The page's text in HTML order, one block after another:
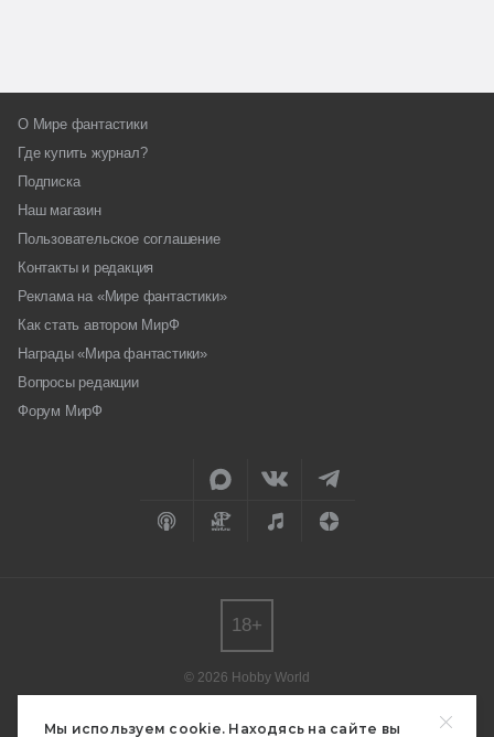
Мы используем cookie. Находясь на сайте вы
О Мире фантастики
Где купить журнал?
Подписка
Наш магазин
Пользовательское соглашение
Контакты и редакция
Реклама на «Мире фантастики»
Как стать автором МирФ
Награды «Мира фантастики»
Вопросы редакции
Форум МирФ
© 2026 Hobby World
редакции.
18+